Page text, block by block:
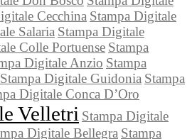
Cecchina Stampa Digitale
Salaria Stampa Digitale
Colle Portuense Stampa
Digitale Anzio Stampa
Stampa Digitale Guidonia Stampa
Digitale Conca D’Oro
Velletri Stampa Digitale
Digitale Bellegra Stampa